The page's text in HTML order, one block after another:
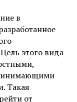
в
этого вида
Такая
от